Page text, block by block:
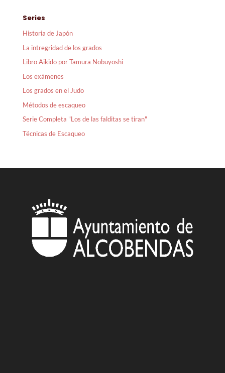
Series
Historia de Japón
La intregridad de los grados
Libro Aikido por Tamura Nobuyoshi
Los exámenes
Los grados en el Judo
Métodos de escaqueo
Serie Completa "Los de las falditas se tiran"
Técnicas de Escaqueo